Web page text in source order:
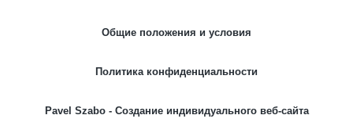
Общие положения и условия
Политика конфиденциальности
Pavel Szabo - Создание индивидуального веб-сайта